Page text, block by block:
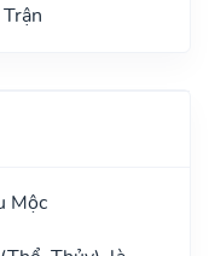
Mộc